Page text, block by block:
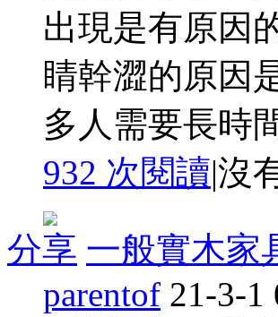
出現是有原因
睛幹澀的原因
多人需要長時
932 次閱讀|沒
分享 一般實木家
parentof 21-3-1